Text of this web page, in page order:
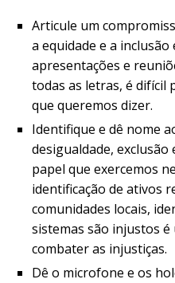
Articule um
a equidade e a
apresentações e
todas as letras, é difícil
que queremos dizer.
Identifique e dê nome
desigualdade,
papel que exercemos
identificação de ativos
comunidades locais,
sistemas são injustos é
combater as injustiças.
Dê o microfone e os